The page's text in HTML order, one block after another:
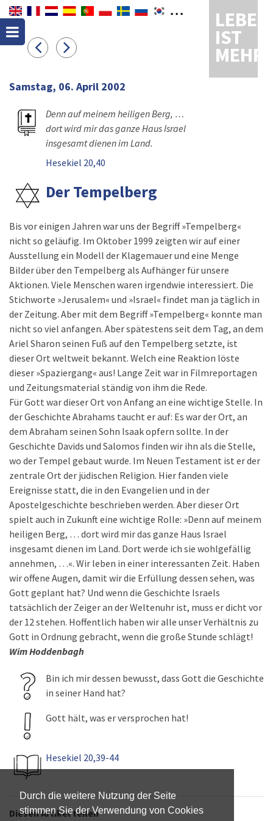
Durch die weitere Nutzung der Seite
stimmen Sie der Verwendung von Cookies
LEBEN
IST
MEHR
Samstag, 06. April 2002
Denn auf meinem heiligen Berg, …
dort wird mir das ganze Haus Israel
insgesamt dienen im Land.
Hesekiel 20,40
Der Tempelberg
Bis vor einigen Jahren war uns der Begriff »Tempelberg«
nicht so geläufig. Im Oktober 1999 zeigten wir auf einer
Ausstellung ein Modell der Klagemauer und eine Menge
Bilder über den Tempelberg als Aufhänger für unsere
Aktionen. Viele Menschen waren irgendwie interessiert. Die
Stichworte »Jerusalem« und »Israel« findet man ja täglich in
der Zeitung. Aber mit dem Begriff »Tempelberg« konnte man
nicht so viel anfangen. Aber spätestens seit dem Tag, an dem
Ariel Sharon seinen Fuß auf den Tempelberg setzte, ist
dieser Ort weltweit bekannt. Welch eine Reaktion löste
dieser »Spaziergang« aus! Lange Zeit war in Filmreportagen
und Zeitungsmaterial ständig von ihm die Rede.
Für Gott war dieser Ort von Anfang an eine wichtige Stelle. In
der Geschichte Abrahams taucht er auf: Es war der Ort, an
dem Abraham seinen Sohn Isaak opfern sollte. In der
Geschichte Davids und Salomos finden wir ihn als die Stelle,
wo der Tempel gebaut wurde. Im Neuen Testament ist er der
zentrale Ort der jüdischen Religion. Hier fanden viele
Ereignisse statt, die in den Evangelien und in der
Apostelgeschichte beschrieben werden. Aber dieser Ort
spielt auch in Zukunft eine wichtige Rolle: »Denn auf meinem
heiligen Berg, … dort wird mir das ganze Haus Israel
insgesamt dienen im Land. Dort werde ich sie wohlgefällig
annehmen, …«. Wir leben in einer interessanten Zeit. Haben
wir offene Augen, damit wir die Erfüllung dessen sehen, was
Gott geplant hat? Und wenn die Geschichte Israels
tatsächlich der Zeiger an der Weltenuhr ist, muss er dicht vor
der 12 stehen. Hoffentlich haben wir alle unser Verhältnis zu
Gott in Ordnung gebracht, wenn die große Stunde schlägt!
Wim Hoddenbagh
Bin ich mir dessen bewusst, dass Gott die Geschichte
in seiner Hand hat?
Gott hält, was er versprochen hat!
Hesekiel 20,39-44
Diesen Artikel teilen